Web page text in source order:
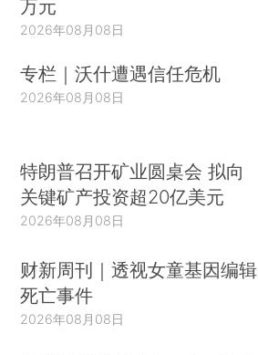
万元
2026年08月08日
专栏｜沃什遭遇信任危机
2026年08月08日
特朗普召开矿业圆桌会 拟向
关键矿产投资超20亿美元
2026年08月08日
财新周刊｜透视女童基因编辑
死亡事件
2026年08月08日